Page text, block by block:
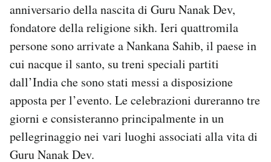
SHOP
CALENDARIO
AREA PERSONALE
Area Personale
anniversario della nascita di Guru Nanak Dev,
fondatore della religione sikh. Ieri quattromila
persone sono arrivate a Nankana Sahib, il paese in
cui nacque il santo, su treni speciali partiti
dall’India che sono stati messi a disposizione
apposta per l’evento. Le celebrazioni dureranno tre
giorni e consisteranno principalmente in un
pellegrinaggio nei vari luoghi associati alla vita di
Guru Nanak Dev.